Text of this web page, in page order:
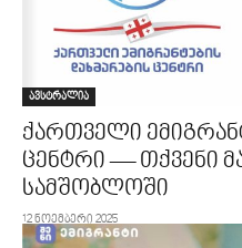
ავსტრალია
ქართველი
ცენტრი — თქვენი
სამშობლოში
12 ნოემბერი 2025